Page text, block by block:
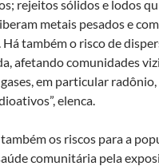
rejeitos sólidos e lodos
metais pesados e
Há também o risco de
afetando comunidades
em particular
elenca.
os riscos para a
comunitária pela